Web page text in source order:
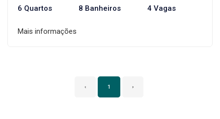
6 Quartos 8 Banheiros 4 Vagas
Mais informações
‹ 1 ›